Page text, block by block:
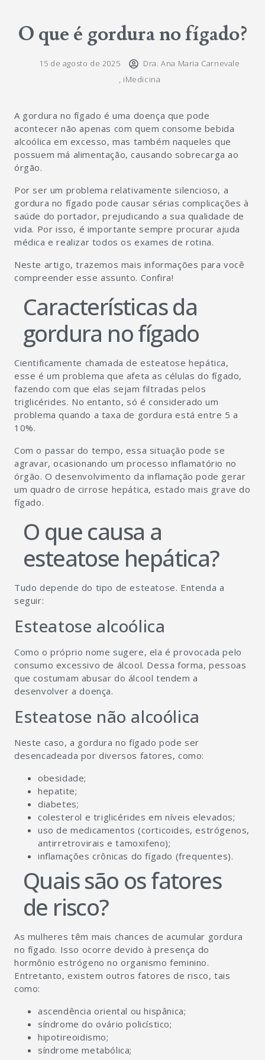
O que é gordura no fígado?
15 de agosto de 2025
Dra. Ana Maria Carnevale
, iMedicina
A gordura no fígado é uma doença que pode
acontecer não apenas com quem consome bebida
alcoólica em excesso, mas também naqueles que
possuem má alimentação, causando sobrecarga ao
órgão.
Por ser um problema relativamente silencioso, a
gordura no fígado pode causar sérias complicações à
saúde do portador, prejudicando a sua qualidade de
vida. Por isso, é importante sempre procurar ajuda
médica e realizar todos os exames de rotina.
Neste artigo, trazemos mais informações para você
compreender esse assunto. Confira!
Características da
gordura no fígado
Cientificamente chamada de esteatose hepática,
esse é um problema que afeta as células do fígado,
fazendo com que elas sejam filtradas pelos
triglicérides. No entanto, só é considerado um
problema quando a taxa de gordura está entre 5 a
10%.
Com o passar do tempo, essa situação pode se
agravar, ocasionando um processo inflamatório no
órgão. O desenvolvimento da inflamação pode gerar
um quadro de cirrose hepática, estado mais grave do
fígado.
O que causa a
esteatose hepática?
Tudo depende do tipo de esteatose. Entenda a
seguir:
Esteatose alcoólica
Como o próprio nome sugere, ela é provocada pelo
consumo excessivo de álcool. Dessa forma, pessoas
que costumam abusar do álcool tendem a
desenvolver a doença.
Esteatose não alcoólica
Neste caso, a gordura no fígado pode ser
desencadeada por diversos fatores, como:
obesidade;
hepatite;
diabetes;
colesterol e triglicérides em níveis elevados;
uso de medicamentos (corticoides, estrógenos,
antirretrovirais e tamoxifeno);
inflamações crônicas do fígado (frequentes).
Quais são os fatores
de risco?
As mulheres têm mais chances de acumular gordura
no fígado. Isso ocorre devido à presença do
hormônio estrógeno no organismo feminino.
Entretanto, existem outros fatores de risco, tais
como:
ascendência oriental ou hispânica;
síndrome do ovário policístico;
hipotireoidismo;
síndrome metabólica;